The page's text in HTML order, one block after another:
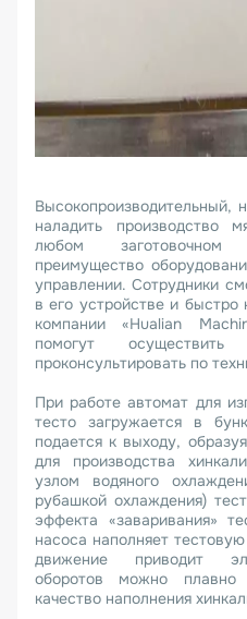
наладить производство
любом заготовочном
преимущество
управлении. Сотрудники
в его устройстве и
компании «Hualian
помогут
проконсультировать по
При работе автомат для
тесто загружается в
подается к выходу,
для производства
узлом водяного
рубашкой охлаждения)
эффекта «заваривания»
насоса наполняет
движение приводит
оборотов можно плавно
качество наполнения